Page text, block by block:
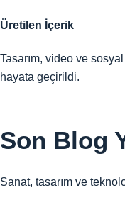
Üretilen İçerik
Tasarım, video ve
hayata geçirildi.
Son Blog
Sanat, tasarım ve